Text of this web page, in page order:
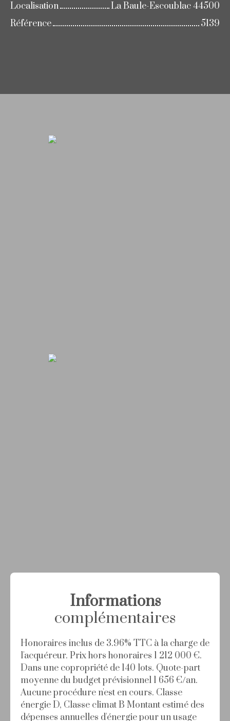
Localisation
La Baule-Escoublac 44500
Référence
5139
Informations
complémentaires
Honoraires inclus de 3.96% TTC à la charge de
l'acquéreur. Prix hors honoraires 1 212 000 €.
Dans une copropriété de 140 lots. Quote-part
moyenne du budget prévisionnel 1 656 €/an.
Aucune procédure n'est en cours. Classe
énergie D, Classe climat B Montant estimé des
dépenses annuelles d'énergie pour un usage